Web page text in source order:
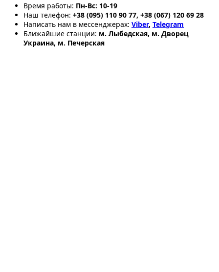
Время работы: Пн-Вс: 10-19
Наш телефон: +38 (095) 110 90 77, +38 (067) 120 69 28
Написать нам в мессенджерах: Viber, Telegram
Ближайшие станции: м. Лыбедская, м. Дворец
Украина, м. Печерская